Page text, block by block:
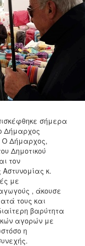
σήμερα
Δήμαρχος
Ο Δήμαρχος,
Δημοτικού
τον
κ.
με
, άκουσε
τους και
βαρύτητα
αγορών με
η